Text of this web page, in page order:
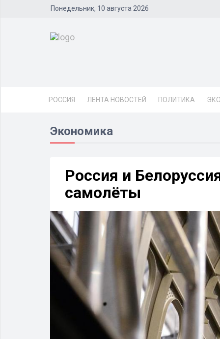
Понедельник, 10 августа 2026
РОССИЯ ЛЕНТА НОВОСТЕЙ ПОЛИТИКА
Экономика
Россия и
самолёты